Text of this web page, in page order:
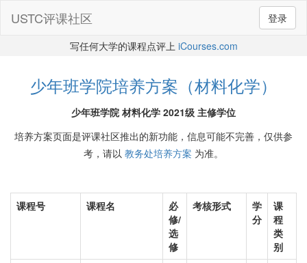
登录
USTC评课社区
写任何大学的课程点评上 iCourses.com
少年班学院培养方案（材料化学）
少年班学院 材料化学 2021级 主修学位
培养方案页面是评课社区推出的新功能，信息可能不完善，仅供参
考，请以 教务处培养方案 为准。
课程号 课程名
必
修/
选
修
考核形式
学
分
课
程
类
别